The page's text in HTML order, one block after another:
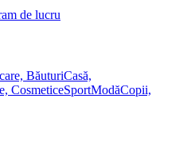
de lucru
BăuturiCasă,
CosmeticeSportModăCopii,